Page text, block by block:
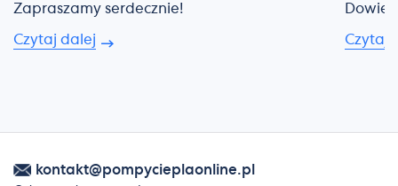
Zapraszamy serdecznie!
Czytaj dalej Czytaj
kontakt@pompycieplaonline.pl